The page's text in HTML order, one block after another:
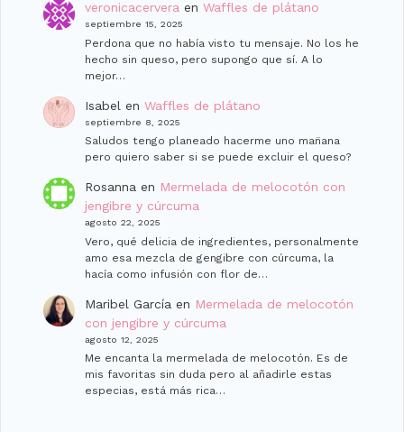
veronicacerveraen Waffles de plátano
septiembre 15, 2025
Perdona que no había visto tu mensaje. No los he
hecho sin queso, pero supongo que sí. A lo
mejor…
Isabel en Waffles de plátano
septiembre 8, 2025
Saludos tengo planeado hacerme uno man̈ana
pero quiero saber si se puede excluir el queso?
Rosanna en Mermelada de melocotón con
jengibre y cúrcuma
agosto 22, 2025
Vero, qué delicia de ingredientes, personalmente
amo esa mezcla de gengibre con cúrcuma, la
hacía como infusión con flor de…
Maribel García en Mermelada de melocotón
con jengibre y cúrcuma
agosto 12, 2025
Me encanta la mermelada de melocotón. Es de
mis favoritas sin duda pero al añadirle estas
especias, está más rica…